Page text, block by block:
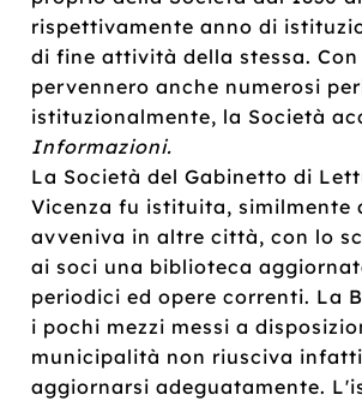
rispettivamente anno di
di fine attività della stessa.
pervennero anche numerosi
istituzionalmente, la Società
Informazioni.
La Società del Gabinetto di
Vicenza fu istituita, similmente
avveniva in altre città, con lo
ai soci una biblioteca
periodici ed opere correnti. La
i pochi mezzi messi a
municipalità non riusciva
aggiornarsi adeguatamente.